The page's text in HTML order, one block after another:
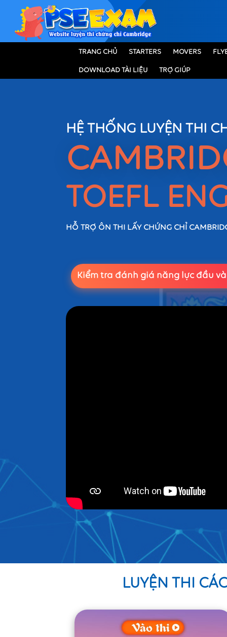
TRANG CHỦ STARTERS MOVERS
DOWNLOAD TÀI LIỆU TRỢ GIÚP
HỆ THỐNG LUYỆN THI
TOEFL
HỖ TRỢ ÔN THI LẤY CHỨNG CHỈ
Kiểm tra đánh giá năng lực đầu
LUYỆN THI